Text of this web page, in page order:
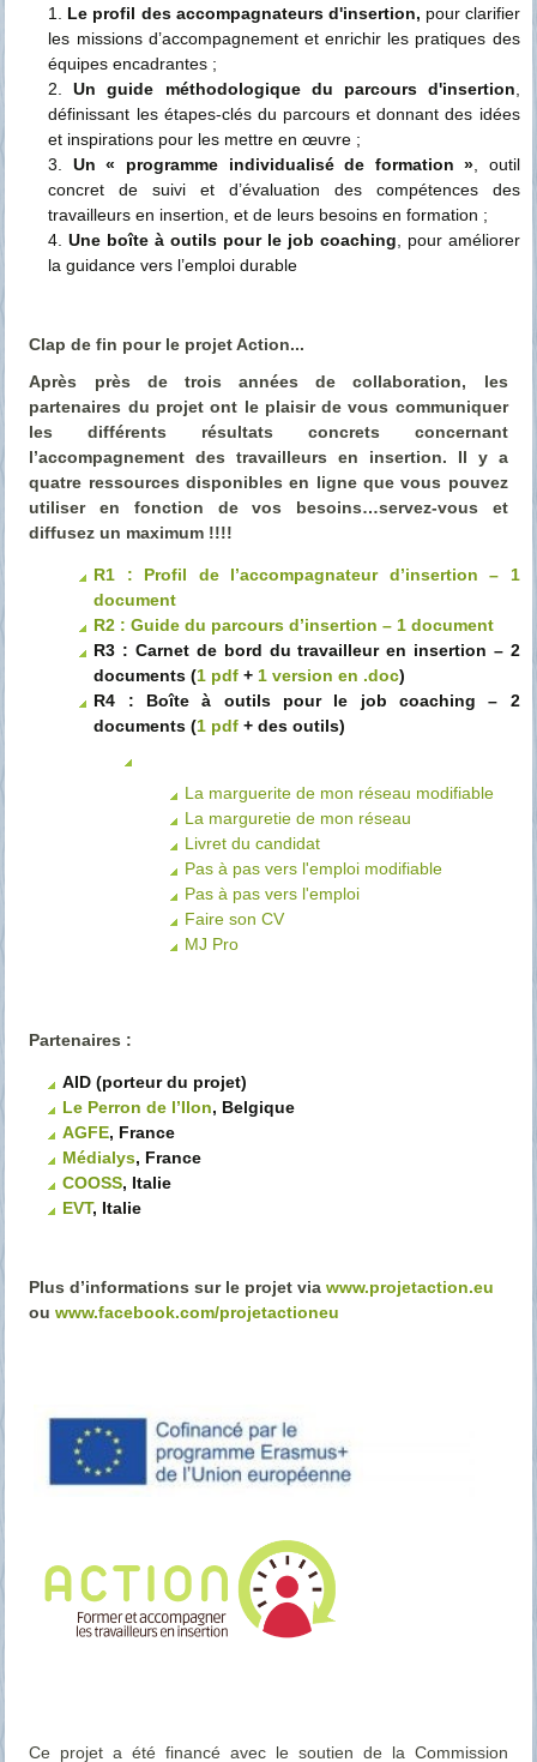
Le profil des accompagnateurs d'insertion, pour clarifier
les missions d’accompagnement et enrichir les pratiques des
équipes encadrantes ;
Un guide méthodologique du parcours d'insertion,
définissant les étapes-clés du parcours et donnant des idées
et inspirations pour les mettre en œuvre ;
Un « programme individualisé de formation », outil
concret de suivi et d’évaluation des compétences des
travailleurs en insertion, et de leurs besoins en formation ;
Une boîte à outils pour le job coaching, pour améliorer
la guidance vers l’emploi durable
Clap de fin pour le projet Action...
Après près de trois années de collaboration, les
partenaires du projet ont le plaisir de vous communiquer
les différents résultats concrets concernant
l’accompagnement des travailleurs en insertion. Il y a
quatre ressources disponibles en ligne que vous pouvez
utiliser en fonction de vos besoins…servez-vous et
diffusez un maximum !!!!
R1 : Profil de l’accompagnateur d’insertion – 1
document
R2 : Guide du parcours d’insertion – 1 document
R3 : Carnet de bord du travailleur en insertion – 2
documents (1 pdf +1 version en .doc)
R4 : Boîte à outils pour le job coaching – 2
documents (1 pdf + des outils)
La marguerite de mon réseau modifiable
La marguretie de mon réseau
Livret du candidat
Pas à pas vers l'emploi modifiable
Pas à pas vers l'emploi
Faire son CV
MJ Pro
Partenaires :
AID (porteur du projet)
Le Perron de l’Ilon, Belgique
AGFE, France
Médialys, France
COOSS, Italie
EVT, Italie
Plus d’informations sur le projet viawww.projetaction.eu
ouwww.facebook.com/projetactioneu
Ce projet a été financé avec le soutien de la Commission